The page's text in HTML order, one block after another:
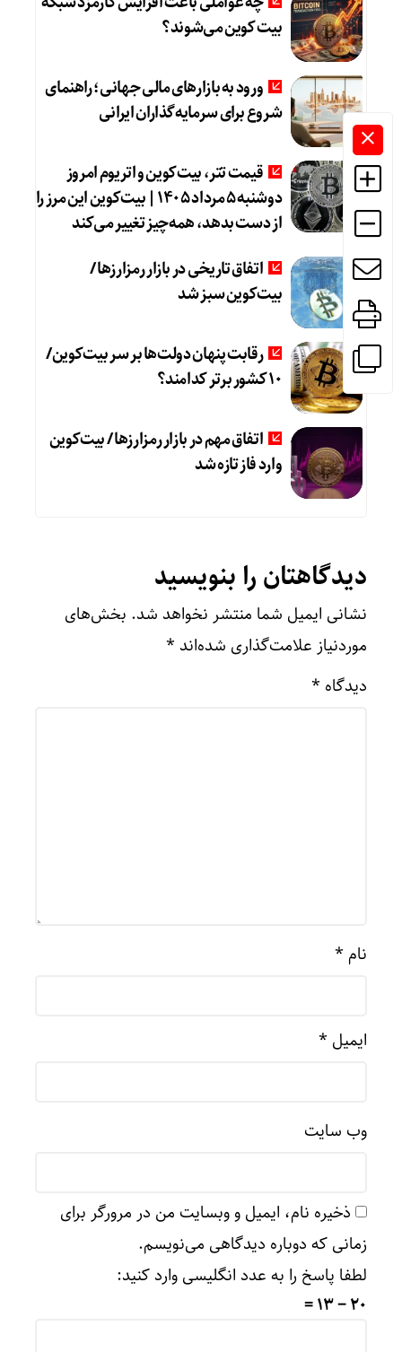
بیت کوین می‌شوند؟
ورود به بازارهای مالی جهانی؛ راهنمای
شروع برای سرمایه‌گذاران ایرانی
قیمت تتر، بیت‌کوین و اتریوم امروز
دوشنبه ۵ مرداد ۱۴۰۵ | بیت‌کوین این مرز را
از دست بدهد، همه‌چیز تغییر می‌کند
اتفاق تاریخی در بازار رمزارزها /
بیت‌کوین سبز شد
رقابت پنهان دولت‌ها بر سر بیت‌کوین/
۱۰ کشور برتر کدامند؟
اتفاق مهم در بازار رمزارزها / بیت‌کوین
وارد فاز تازه شد
دیدگاهتان را بنویسید
نشانی ایمیل شما منتشر نخواهد شد. بخش‌های
موردنیاز علامت‌گذاری شده‌اند *
دیدگاه *
نام *
ایمیل *
وب‌ سایت
ذخیره نام، ایمیل و وبسایت من در مرورگر برای
زمانی که دوباره دیدگاهی می‌نویسم.
لطفا پاسخ را به عدد انگلیسی وارد کنید:
20 − 13 =